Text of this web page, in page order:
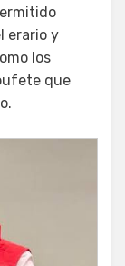
erario y
los
que